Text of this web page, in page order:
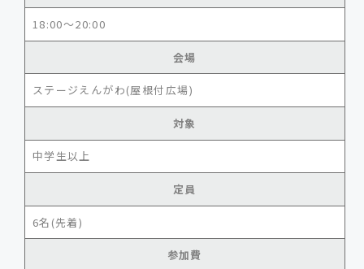
18:00〜20:00
会場
ステージえんがわ(屋根付広場)
対象
中学生以上
定員
6名(先着)
参加費